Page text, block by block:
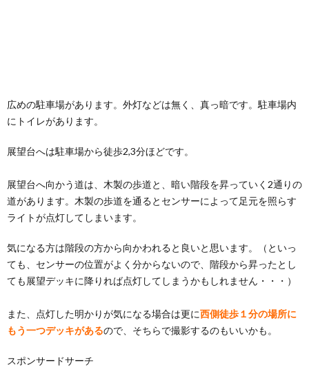
広めの駐車場があります。外灯などは無く、真っ暗です。駐車場内
にトイレがあります。
展望台へは駐車場から徒歩2,3分ほどです。
展望台へ向かう道は、木製の歩道と、暗い階段を昇っていく2通りの
道があります。木製の歩道を通るとセンサーによって足元を照らす
ライトが点灯してしまいます。
気になる方は階段の方から向かわれると良いと思います。（といっ
ても、センサーの位置がよく分からないので、階段から昇ったとし
ても展望デッキに降りれば点灯してしまうかもしれません・・・）
また、点灯した明かりが気になる場合は更に西側徒歩１分の場所に
もう一つデッキがあるので、そちらで撮影するのもいいかも。
スポンサードサーチ